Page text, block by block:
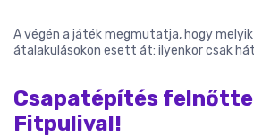
A végén a játék megmutatja, hogy
átalakulásokon esett át: ilyenkor csak
Csapatépítés
Fitpulival!